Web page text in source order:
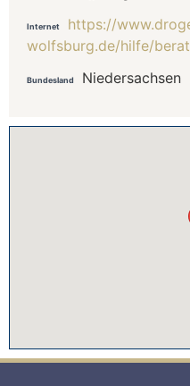
Internet
https://
wolfsburg.de/hilfe/
Bundesland Niedersachsen